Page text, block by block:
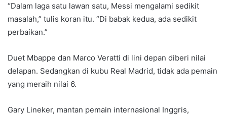
“Dalam laga satu lawan satu, Messi mengalami sedikit
masalah,” tulis koran itu. “Di babak kedua, ada sedikit
perbaikan.”
Duet Mbappe dan Marco Veratti di lini depan diberi nilai
delapan. Sedangkan di kubu Real Madrid, tidak ada pemain
yang meraih nilai 6.
Gary Lineker, mantan pemain internasional Inggris,